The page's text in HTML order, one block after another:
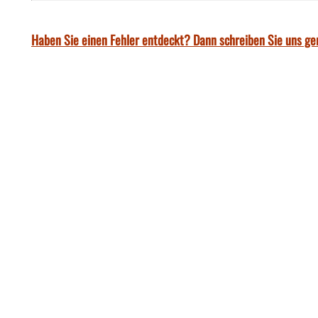
Haben Sie einen Fehler entdeckt? Dann schreiben Sie uns